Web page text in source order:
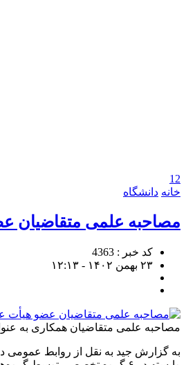
12
خانه دانشگاه
مصاحبه علمی متقاضیان
کد خبر : 4363
۲۳ بهمن ۱۴۰۲ - ۱۲:۱۳
مصاحبه علمی متقاضیان همکاری به
به گزارش جید به نقل از روابط عمومی